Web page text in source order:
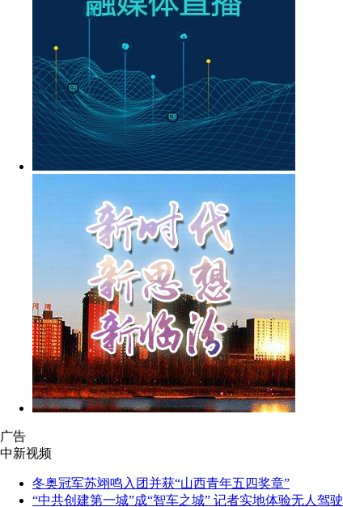
广告
中新视频
冬奥冠军苏翊鸣入团并获“山西青年五四奖章”
“中共创建第一城”成“智车之城” 记者实地体验无人驾驶